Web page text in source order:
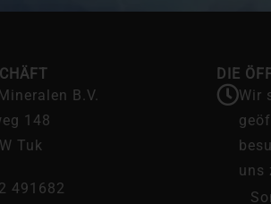
B.V.
148
Tuk
491682
DIE
Wir
uns